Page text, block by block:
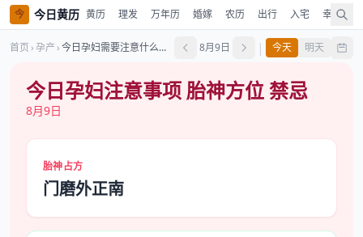
今 今日黄历 黄历 理发 万年历 婚嫁 农历 出行 入宅 幸运色
首页 ›孕产 › 今日孕妇需要注意什么胎神在哪里有什么禁忌 8月9日 | 今天 明天
今日孕妇注意事项 胎神方位 禁忌
8月9日
胎神占方
门磨外正南